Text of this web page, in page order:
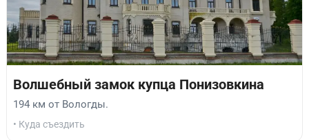
Волшебный замок купца Понизовкина
194 км от Вологды.
• Куда съездить